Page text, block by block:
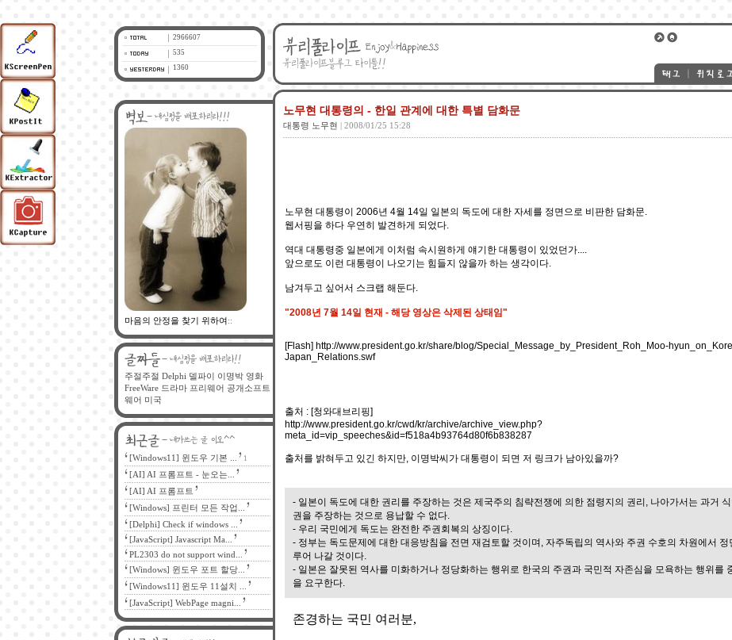
2966607
535
1360
마음의 안정을 찾기 위하여::
주절주절 Delphi 델파이 이명박 영화
FreeWare 드라마 프리웨어 공개소프트
웨어 미국
[Windows11] 윈도우 기본 ... 1
[AI] AI 프롬프트 - 눈오는...
[AI] AI 프롬프트
[Windows] 프린터 모든 작업...
[Delphi] Check if windows ...
[JavaScript] Javascript Ma...
PL2303 do not support wind...
[Windows] 윈도우 포트 할당...
[Windows11] 윈도우 11설치 ...
[JavaScript] WebPage magni...
노무현 대통령의 - 한일 관계에 대한 특별 담화문
대통령 노무현 | 2008/01/25 15:28
노무현 대통령이 2006년 4월 14일 일본의 독도에 대한 자세를 정면으로 비판한 담화문.
웹서핑을 하다 우연히 발견하게 되었다.
역대 대통령중 일본에게 이처럼 속시원하게 얘기한 대통령이 있었던가....
앞으로도 이런 대통령이 나오기는 힘들지 않을까 하는 생각이다.
남겨두고 싶어서 스크랩 해둔다.
"2008년 7월 14일 현재 - 해당 영상은 삭제된 상태임"
[Flash] http://www.president.go.kr/share/blog/Special_Message_by_President_Roh_Moo-
Japan_Relations.swf
출처 : [청와대브리핑]
http://www.president.go.kr/cwd/kr/archive/archive_view.php?
meta_id=vip_speeches&id=f518a4b93764d80f6b838287
출처를 밝혀두고 있긴 하지만, 이명박씨가 대통령이 되면 저 링크가 남아있을까?
- 일본이 독도에 대한 권리를 주장하는 것은 제국주의 침략전쟁에 의한 점령지의 권리, 나아가서는 과거
권을 주장하는 것으로 용납할 수 없다.
- 우리 국민에게 독도는 완전한 주권회복의 상징이다.
- 정부는 독도문제에 대한 대응방침을 전면 재검토할 것이며, 자주독립의 역사와 주권 수호의 차원에서 정
루어 나갈 것이다.
- 일본은 잘못된 역사를 미화하거나 정당화하는 행위로 한국의 주권과 국민적 자존심을 모욕하는 행위를
을 요구한다.
존경하는 국민 여러분,